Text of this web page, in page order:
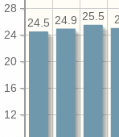
12
16
20
24
28
25.5
24.9
24.5